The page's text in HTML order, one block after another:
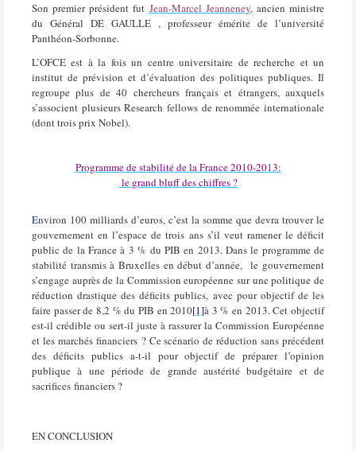
Son premier président fut Jean-Marcel Jeanneney,ancien ministre
du Général DE GAULLE , professeur émérite de l’université
Panthéon-Sorbonne.
L’OFCE est à la fois un centre universitaire de recherche et un
institut de prévision et d’évaluation des politiques publiques. Il
regroupe plus de 40 chercheurs français et étrangers, auxquels
s’associent plusieurs Research fellows de renommée internationale
(dont trois prix Nobel).
Programme de stabilité de la France 2010-2013:
le grand bluff des chiffres ?
Environ 100 milliards d’euros, c’est la somme que devra trouver le
gouvernement en l’espace de trois ans s’il veut ramener le déficit
public de la France à 3 % du PIB en 2013. Dans le programme de
stabilité transmis à Bruxelles en début d’année, le gouvernement
s’engage auprès de la Commission européenne sur une politique de
réduction drastique des déficits publics, avec pour objectif de les
faire passer de 8,2 % du PIB en 2010[1]à 3 % en 2013. Cet objectif
est-il crédible ou sert-il juste à rassurer la Commission Européenne
et les marchés financiers ? Ce scénario de réduction sans précédent
des déficits publics a-t-il pour objectif de préparer l’opinion
publique à une période de grande austérité budgétaire et de
sacrifices financiers ?
EN CONCLUSION